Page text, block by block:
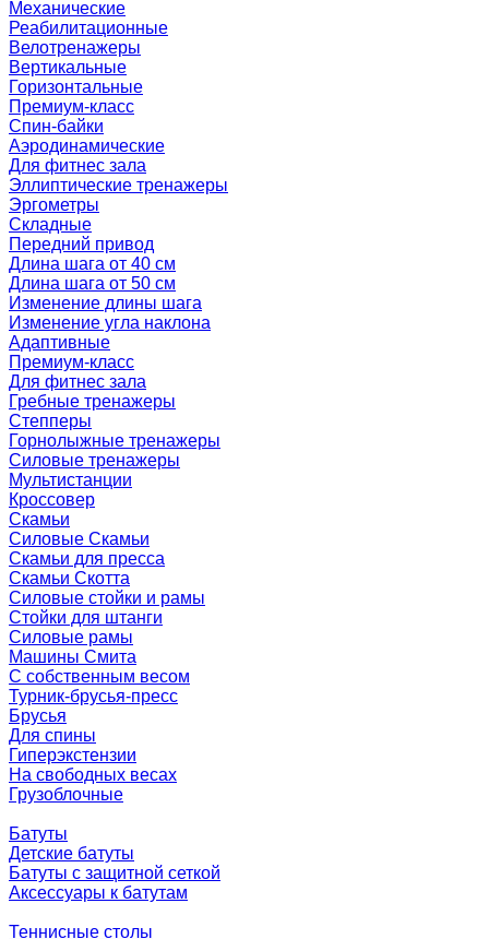
Механические
Реабилитационные
Велотренажеры
Вертикальные
Горизонтальные
Премиум-класс
Спин-байки
Аэродинамические
Для фитнес зала
Эллиптические тренажеры
Эргометры
Складные
Передний привод
Длина шага от 40 см
Длина шага от 50 см
Изменение длины шага
Изменение угла наклона
Адаптивные
Премиум-класс
Для фитнес зала
Гребные тренажеры
Степперы
Горнолыжные тренажеры
Силовые тренажеры
Мультистанции
Кроссовер
Скамьи
Силовые Скамьи
Скамьи для пресса
Скамьи Скотта
Силовые стойки и рамы
Стойки для штанги
Силовые рамы
Машины Смита
C собственным весом
Турник-брусья-пресс
Брусья
Для спины
Гиперэкстензии
На свободных весах
Грузоблочные
Батуты
Детские батуты
Батуты с защитной сеткой
Аксессуары к батутам
Теннисные столы